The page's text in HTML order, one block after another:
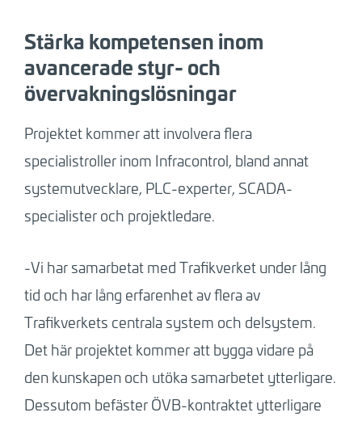
Stärka kompetensen inom
avancerade styr- och
övervakningslösningar
Projektet kommer att involvera flera
specialistroller inom Infracontrol, bland annat
systemutvecklare, PLC-experter, SCADA-
specialister och projektledare.
-Vi har samarbetat med Trafikverket under lång
tid och har lång erfarenhet av flera av
Trafikverkets centrala system och delsystem.
Det här projektet kommer att bygga vidare på
den kunskapen och utöka samarbetet ytterligare.
Dessutom befäster ÖVB-kontraktet ytterligare